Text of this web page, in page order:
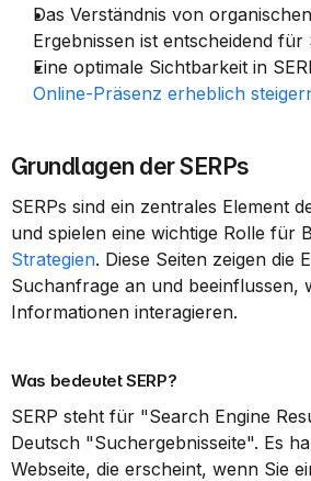
Das Verständnis von
Ergebnissen ist entscheidend für
Online-Präsenz erheblich
Grundlagen der SERPs
SERPs sind ein zentrales Element
und spielen eine wichtige Rolle für
Strategien. Diese Seiten zeigen die
Suchanfrage an und beeinflussen,
Informationen interagieren.
Was bedeutet SERP?
SERP steht für "Search Engine
Deutsch "Suchergebnisseite". Es
Webseite, die erscheint, wenn Sie